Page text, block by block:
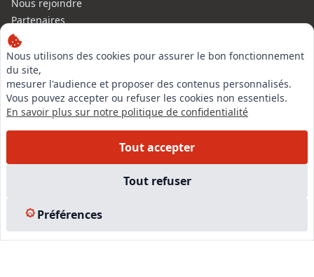
Nous utilisons des cookies pour assurer le bon fonctionnement
du site,
mesurer l'audience et proposer des contenus personnalisés.
Vous pouvez accepter ou refuser les cookies non essentiels.
En savoir plus sur notre politique de confidentialité
Tout accepter
Tout refuser
Préférences
Nous rejoindre
Partenaires
Autres missions
Le C.N.E.
Membre IVSC
Logiciel
L’Expert
Tarifs
Experts Immobiliers par régions
Plan du site
© 2026 l-expertise CNE - Centre National de l’Expertise. Tous